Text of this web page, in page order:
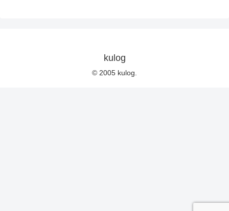
kulog
© 2005 kulog.